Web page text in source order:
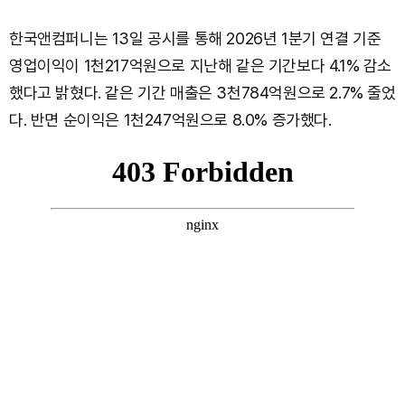
한국앤컴퍼니는 13일 공시를 통해 2026년 1분기 연결 기준
영업이익이 1천217억원으로 지난해 같은 기간보다 4.1% 감소
했다고 밝혔다. 같은 기간 매출은 3천784억원으로 2.7% 줄었
다. 반면 순이익은 1천247억원으로 8.0% 증가했다.